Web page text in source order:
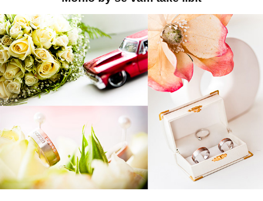
Jak vybrat fotografa na svatbu?
2019